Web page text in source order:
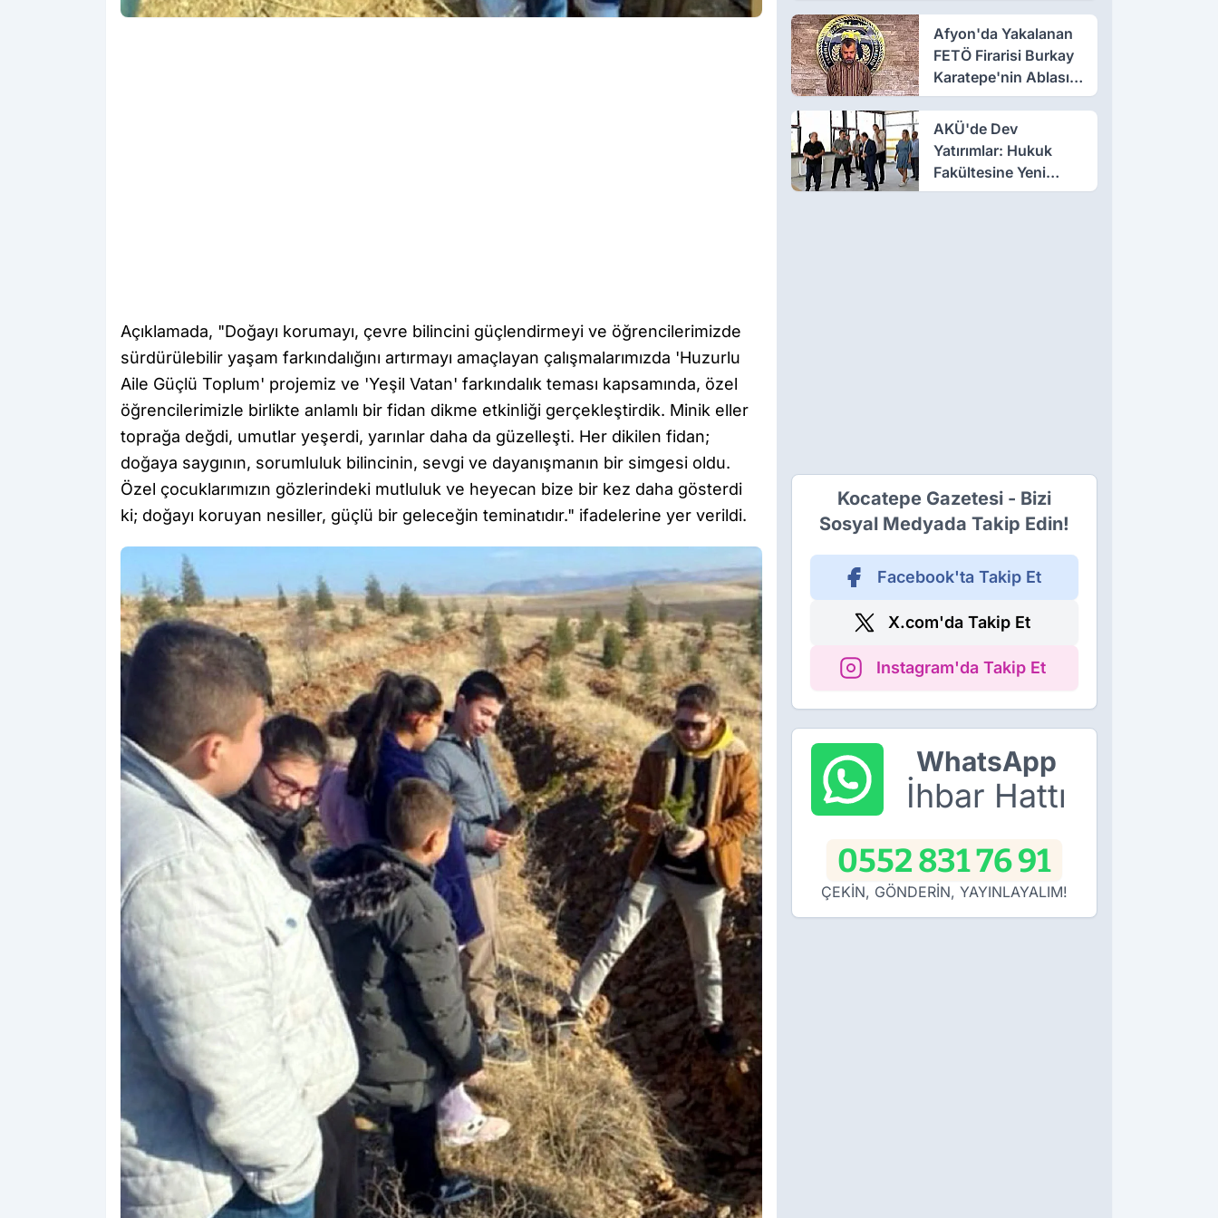
Açıklamada, "Doğayı korumayı, çevre bilincini güçlendirmeyi ve öğrencilerimizde
sürdürülebilir yaşam farkındalığını artırmayı amaçlayan çalışmalarımızda 'Huzurlu
Aile Güçlü Toplum' projemiz ve 'Yeşil Vatan' farkındalık teması kapsamında, özel
öğrencilerimizle birlikte anlamlı bir fidan dikme etkinliği gerçekleştirdik. Minik eller
toprağa değdi, umutlar yeşerdi, yarınlar daha da güzelleşti. Her dikilen fidan;
doğaya saygının, sorumluluk bilincinin, sevgi ve dayanışmanın bir simgesi oldu.
Özel çocuklarımızın gözlerindeki mutluluk ve heyecan bize bir kez daha gösterdi
ki; doğayı koruyan nesiller, güçlü bir geleceğin teminatıdır." ifadelerine yer verildi.
Afyon'da Yakalanan
FETÖ Firarisi Burkay
Karatepe'nin Ablası
Gözaltına Alındı
AKÜ'de Dev
Yatırımlar: Hukuk
Fakültesine Yeni
Bina, Milli Teknoloji
Kocatepe Gazetesi - Bizi
Sosyal Medyada Takip Edin!
Facebook'ta Takip Et
X.com'da Takip Et
Instagram'da Takip Et
WhatsApp
İhbar Hattı
0552 831 76 91
ÇEKİN, GÖNDERİN, YAYINLAYALIM!